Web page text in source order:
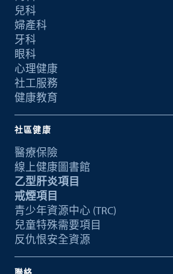
兒科
婦產科
牙科
眼科
心理健康
社工服務
健康教育
社區健康
醫療保險
線上健康圖書館
乙型肝炎項目
戒煙項目
青少年資源中心 (TRC)
兒童特殊需要項目
反仇恨安全資源